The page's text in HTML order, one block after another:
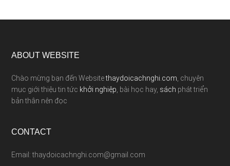
ABOUT WEBSITE
Chào mừng bạn đến Websitethaydoicachnghi.com , chuyên
mục giới thiệu tin tức khởi nghiệp , bài học hay, sách phát triển
bản thân nên đọc
CONTACT
Email: thaydoicachnghi.com@gmail.com